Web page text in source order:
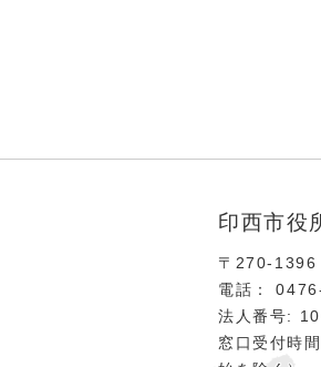
印西市
〒270-1396
電話：
法人番号:
窓口受付時